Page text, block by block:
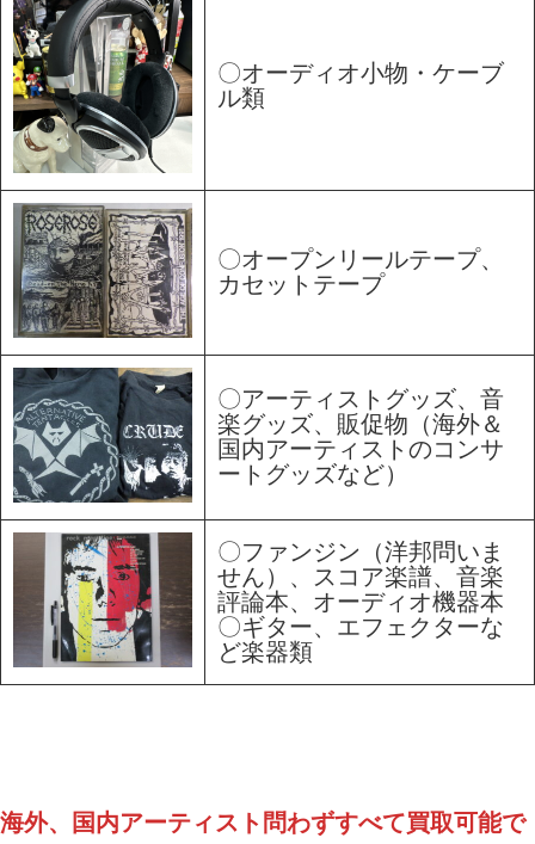
〇オーディオ小物・ケーブ
ル類
〇オープンリールテープ、
カセットテープ
〇アーティストグッズ、音
楽グッズ、販促物（海外＆
国内アーティストのコンサ
ートグッズなど）
〇ファンジン（洋邦問いま
せん）、スコア楽譜、音楽
評論本、オーディオ機器本
〇ギター、エフェクターな
ど楽器類
海外、国内アーティスト問わずすべて買取可能で